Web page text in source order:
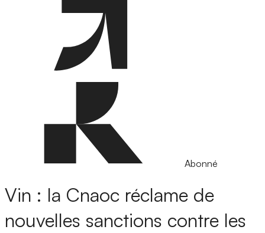
Abonné
Vin : la Cnaoc réclame de
nouvelles sanctions contre les